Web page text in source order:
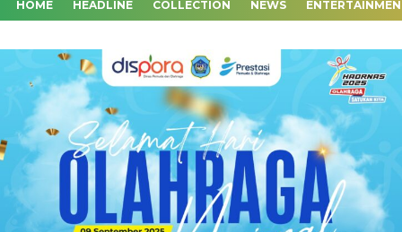
HOME HEADLINE COLLECTION NEWS